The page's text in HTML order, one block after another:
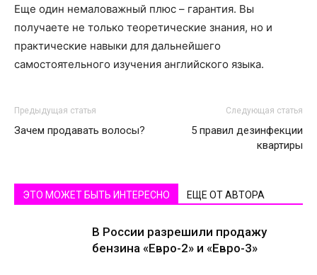
Еще один немаловажный плюс – гарантия. Вы
получаете не только теоретические знания, но и
практические навыки для дальнейшего
самостоятельного изучения английского языка.
Предыдущая статья
Зачем продавать волосы?
Следующая статья
5 правил дезинфекции
квартиры
ЭТО МОЖЕТ БЫТЬ ИНТЕРЕСНО ЕЩЕ ОТ АВТОРА
В России разрешили продажу
бензина «Евро-2» и «Евро-3»